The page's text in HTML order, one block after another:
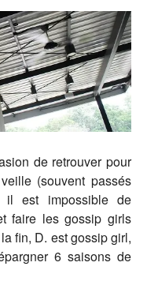
de retrouver pour
(souvent passés
il est impossible de
faire les gossip girls
fin, D. est gossip girl,
6 saisons de